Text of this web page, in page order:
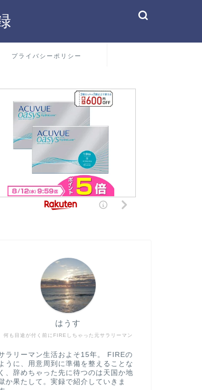
プライバシーポリシー
何も目途が付く前にFIREしちゃった元サラリーマン
はうす
ラリーマン生活およそ15年。 FIREの
うに、用意周到に準備を整えることな
く、辞めちゃった先に待つのは天国か地
か果たして。実録で紹介していきま